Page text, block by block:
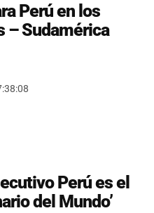
Perú en los
– Sudamérica
Perú es el
del Mundo’